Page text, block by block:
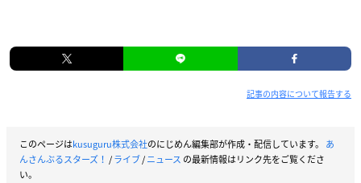
記事の内容について報告する
このページはkusuguru株式会社のにじめん編集部が作成・配信しています。 あ
んさんぶるスターズ！ /ライブ/ニュース の最新情報はリンク先をご覧くださ
い。